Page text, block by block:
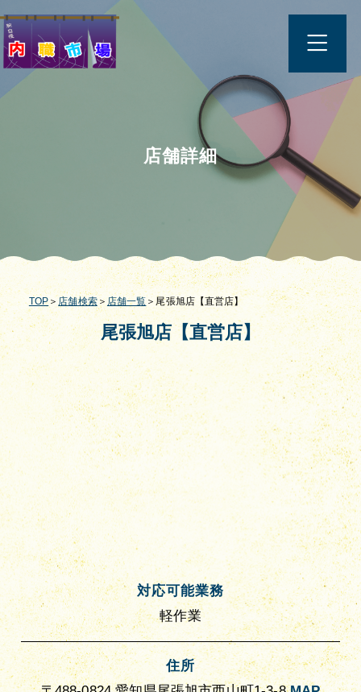
店舗詳細
TOP ＞ 店舗検索＞ 店舗一覧 ＞尾張旭店【直営店】
尾張旭店【直営店】
対応可能業務
軽作業
住所